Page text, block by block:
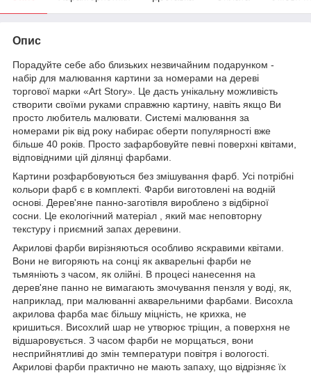
Опис
Порадуйте себе або близьких незвичайним подарунком -
набір для малювання картини за номерами на дереві
торгової марки «Art Story». Це дасть унікальну можливість
створити своїми руками справжню картину, навіть якщо Ви
просто любитель малювати. Системі малювання за
номерами рік від року набирає оберти популярності вже
більше 40 років. Просто зафарбовуйте певні поверхні квітами,
відповідними цій ділянці фарбами.
Картини розфарбовуються без змішування фарб. Усі потрібні
кольори фарб є в комплекті. Фарби виготовлені на водній
основі. Дерев'яне панно-заготівля вироблено з відбірної
сосни. Це екологічний матеріал , який має неповторну
текстуру і приємний запах деревини.
Акрилові фарби вирізняються особливо яскравими квітами.
Вони не вигоряють на сонці як акварельні фарби не
тьмяніють з часом, як олійні. В процесі нанесення на
дерев'яне панно не вимагають змочування пензля у воді, як,
наприклад, при малюванні акварельними фарбами. Висохла
акрилова фарба має більшу міцність, не крихка, не
кришиться. Висохлий шар не утворює тріщин, а поверхня не
відшаровується. З часом фарби не морщаться, вони
несприйнятливі до змін температури повітря і вологості.
Акрилові фарби практично не мають запаху, що відрізняє їх